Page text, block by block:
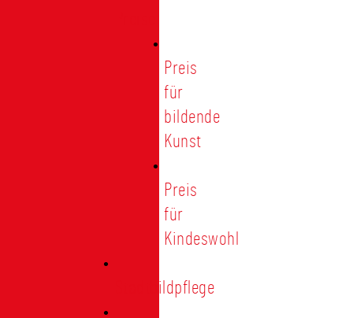
Preis
für
bildende
Kunst
Preis
für
Kindeswohl
Stadtbildpflege